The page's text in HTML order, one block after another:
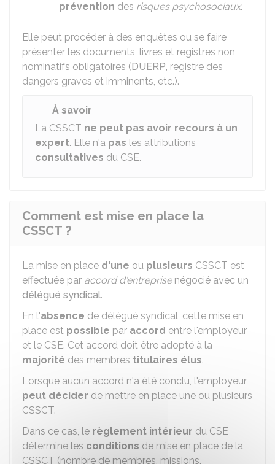
prévention des risques psychosociaux.
Elle peut procéder à des enquêtes ou se faire
présenter les documents, livres et registres non
nominatifs obligatoires (DUERP, registre des
dangers graves et imminents, etc.).
À savoir
La CSSCT ne peut pas avoir recours à un
expert. Elle n'a pas les attributions
consultatives du CSE.
Comment est mise en place la
CSSCT ?
La mise en place d'une ou plusieurs CSSCT est
effectuée par accord d'entreprisenégocié avec un
délégué syndical.
En l'absence de délégué syndical, cette mise en
place est possible par accord entre l'employeur
et le CSE. Cet accord doit être adopté à la
majorité des membres titulaires élus.
Lorsque aucun accord n'a été conclu, l'employeur
peut décider de mettre en place une ou plusieurs
CSSCT.
Dans ce cas, le règlement intérieur du CSE
détermine les conditions de mise en place de la
CSSCT (nombre de membres, missions,